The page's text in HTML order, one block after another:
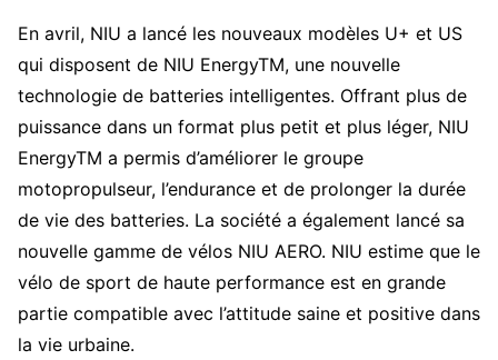
En avril, NIU a lancé les nouveaux modèles U+ et US
qui disposent de NIU EnergyTM, une nouvelle
technologie de batteries intelligentes. Offrant plus de
puissance dans un format plus petit et plus léger, NIU
EnergyTM a permis d’améliorer le groupe
motopropulseur, l’endurance et de prolonger la durée
de vie des batteries. La société a également lancé sa
nouvelle gamme de vélos NIU AERO. NIU estime que le
vélo de sport de haute performance est en grande
partie compatible avec l’attitude saine et positive dans
la vie urbaine.